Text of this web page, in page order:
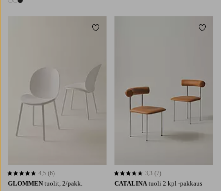
3 värejä
GLOMMEN tuolit, 2/pakk.
4,5 perustuen 6 arvosanaan
4,5 (6)
Lisää suosikkeihin
CATALINA tuoli 2 kpl -pakkaus
3,3 perustuen 7 arvosanaan
3,3 (7)
Lisää